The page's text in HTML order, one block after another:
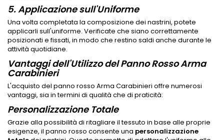
5. Applicazione sull'Uniforme
Una volta completata la composizione dei nastrini, potete
applicarli sull'uniforme. Verificate che siano correttamente
posizionati e fissati, in modo che restino saldi anche durante le
attività quotidiane.
Vantaggi dell'Utilizzo del Panno Rosso Arma
Carabinieri
L'acquisto del panno rosso Arma Carabinieri offre numerosi
vantaggi, sia in termini di qualità che di praticità:
Personalizzazione Totale
Grazie alla possibilità di ritagliare il tessuto in base alle proprie
esigenze, il panno rosso consente una personalizzazione